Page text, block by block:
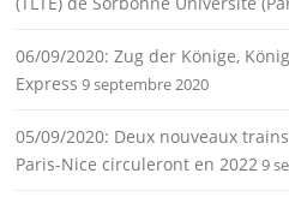
06/09/2020: Zug der Könige,
Express 9 septembre 2020
05/09/2020: Deux nouveaux
Paris-Nice circuleront en 2022 9